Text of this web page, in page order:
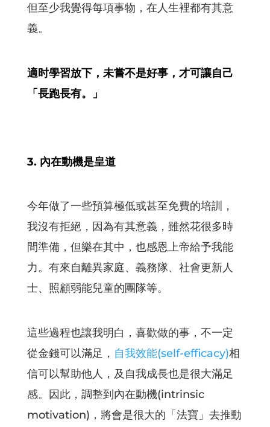
但至少我覺得每項事物，在人生裡都有其意
義。
適时學習放下，未嘗不是好事，才可讓自己
「長跑長有。」
3. 內在動機是皇道
今年做了一些預算極低或甚至免費的培訓，
我沒有拒絕，因為有其意義，雖然花很多時
間準備，但樂在其中，也感恩上帝給予我能
力。有來自離異家庭、義務隊、社會更新人
士、照顧弱能兒童的團隊等。
這些過程也讓我明白，喜歡做的事，不一定
從金錢可以滿足， 自我效能(self-efficacy)相
信可以幫助他人，及自我成長也是很大滿足
感。因此，調整到內在動機(intrinsic
motivation)，將會是很大的「法寶」去推動